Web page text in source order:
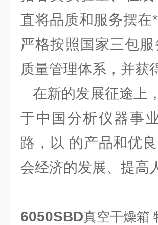
直将品质和服务摆
严格按照国家三包
质量管理体系，并获得
在新的发展征途上
于中国分析仪器事
路，以 的产品和优
会经济的发展、提高
6050SBD真空干燥箱